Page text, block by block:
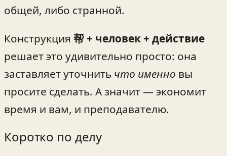
общей, либо странной.
Конструкция 帮 + человек + действие
решает это удивительно просто: она
заставляет уточнить что именно вы
просите сделать. А значит — экономит
время и вам, и преподавателю.
Коротко по делу